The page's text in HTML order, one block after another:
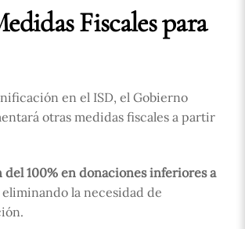
Fiscales para
en el ISD, el Gobierno
otras medidas fiscales a partir
100% en donaciones inferiores a
eliminando la necesidad de